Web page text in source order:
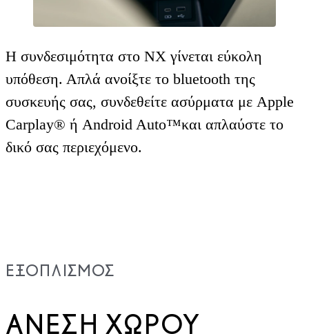
Η συνδεσιμότητα στο ΝΧ γίνεται εύκολη
υπόθεση. Απλά ανοίξτε το bluetooth της
συσκευής σας, συνδεθείτε ασύρματα με Apple
Carplay® ή Android Auto™και απλαύστε το
δικό σας περιεχόμενο.
ΕΞΟΠΛΙΣΜΌΣ
ΆΝΕΣΗ ΧΏΡΟΥ